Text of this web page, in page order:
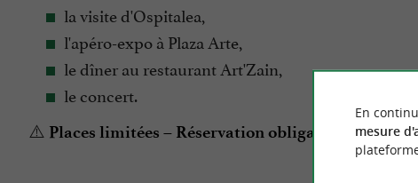
la visite d'Ospitalea,
l'apéro-expo à Plaza Arte,
le dîner au restaurant Art'Zain,
le concert.
⚠️ Places limitées – Réservation obligatoire.
En
mesure